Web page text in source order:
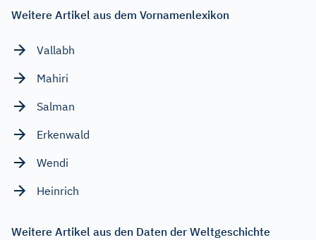
Weitere Artikel aus dem Vornamenlexikon
Vallabh
Mahiri
Salman
Erkenwald
Wendi
Heinrich
Weitere Artikel aus den Daten der Weltgeschichte